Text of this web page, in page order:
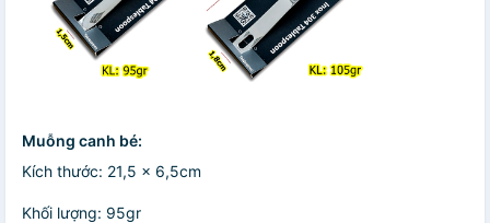
Muỗng canh bé:
Kích thước: 21,5 x 6,5cm
Khối lượng: 95gr